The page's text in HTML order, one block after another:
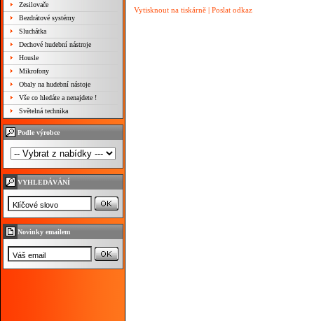
Zesilovače
Bezdrátové systémy
Sluchátka
Dechové hudební nástroje
Housle
Mikrofony
Obaly na hudební nástoje
Vše co hledáte a nenajdete !
Světelná technika
Podle výrobce
VYHLEDÁVÁNÍ
Novinky emailem
Vytisknout na tiskárně | Poslat odkaz